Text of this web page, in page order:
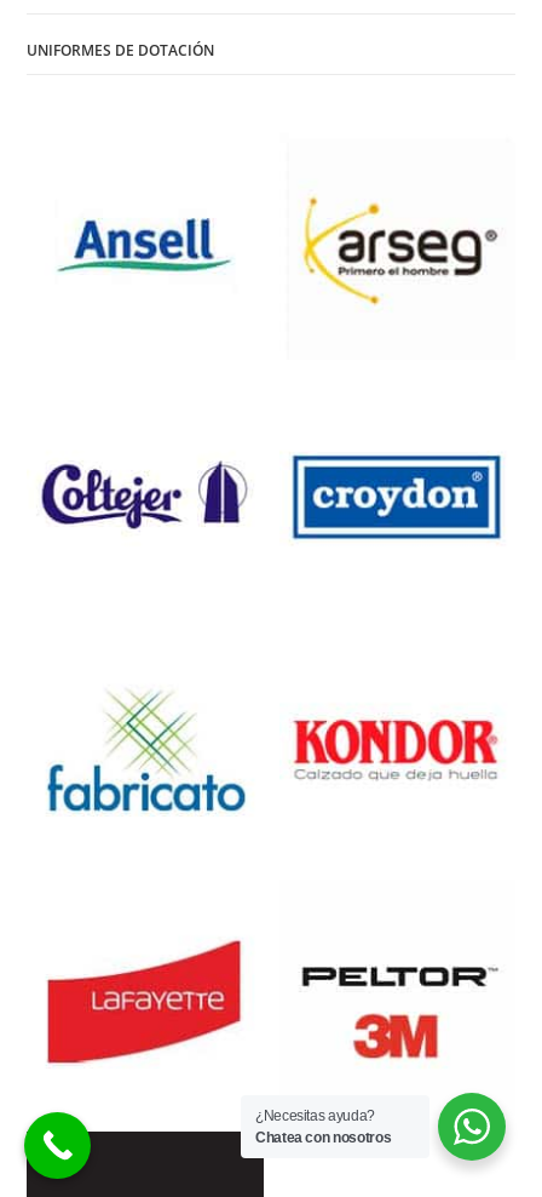
UNIFORMES DE DOTACIÓN
¿Necesitas ayuda?
Chatea con nosotros